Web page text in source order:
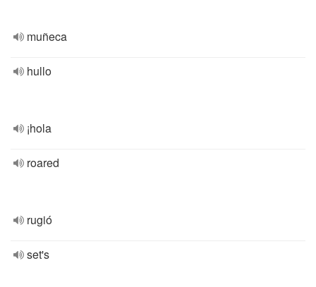
muñeca
hullo
¡hola
roared
rugió
set's